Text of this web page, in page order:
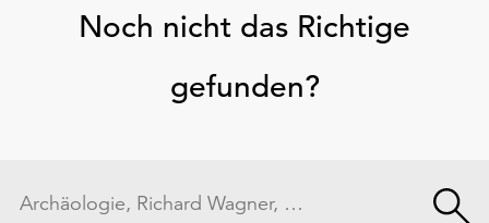
Noch nicht das Richtige
gefunden?